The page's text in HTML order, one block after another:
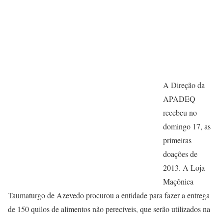
A Direção da
APADEQ
recebeu no
domingo 17, as
primeiras
doações de
2013. A Loja
Maçônica
Taumaturgo de Azevedo procurou a entidade para fazer a entrega
de 150 quilos de alimentos não perecíveis, que serão utilizados na